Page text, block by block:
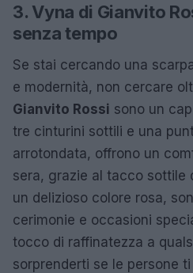
3. Vyna di Gianvito
senza tempo
Se stai cercando una
e modernità, non cercare
Gianvito Rossi sono un
tre cinturini sottili e una
arrotondata, offrono un
sera, grazie al tacco sottile
un delizioso colore rosa,
cerimonie e occasioni
tocco di raffinatezza a
sorprenderti se le persone